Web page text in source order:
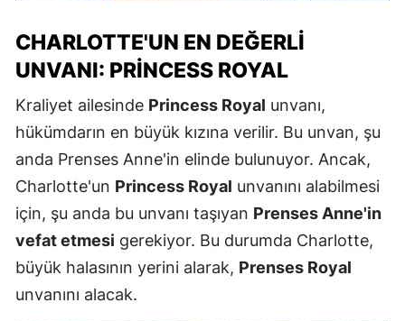
CHARLOTTE'UN EN DEĞERLI
UNVANI: PRINCESS ROYAL
Kraliyet ailesinde Princess Royal unvanı,
hükümdarın en büyük kızına verilir. Bu unvan, şu
anda Prenses Anne'in elinde bulunuyor. Ancak,
Charlotte'un Princess Royal unvanını alabilmesi
için, şu anda bu unvanı taşıyan Prenses Anne'in
vefat etmesi gerekiyor. Bu durumda Charlotte,
büyük halasının yerini alarak, Prenses Royal
unvanını alacak.